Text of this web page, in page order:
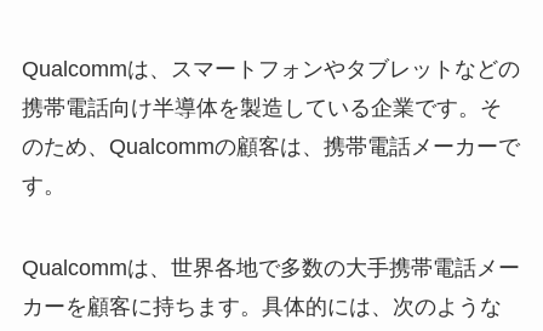
Qualcommは、スマートフォンやタブレットなどの
携帯電話向け半導体を製造している企業です。そ
のため、Qualcommの顧客は、携帯電話メーカーで
す。
Qualcommは、世界各地で多数の大手携帯電話メー
カーを顧客に持ちます。具体的には、次のような